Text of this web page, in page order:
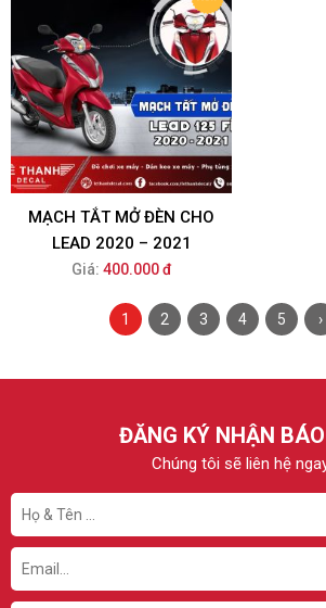
MẠCH TẮT MỞ ĐÈN CHO
LEAD 2020 – 2021
Giá: 400.000 đ
1 2 3 4 5 ›
ĐĂNG KÝ NHẬN
Chúng tôi sẽ liên hệ